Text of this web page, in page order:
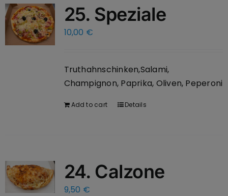
25. Speziale
10,00 €
Truthahnschinken,Salami,
Champignon, Paprika, Oliven, Peperoni
Add to cart Details
24. Calzone
9,50 €